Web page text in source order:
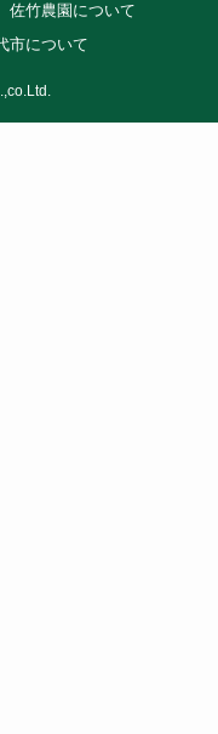
佐竹農園について
市について